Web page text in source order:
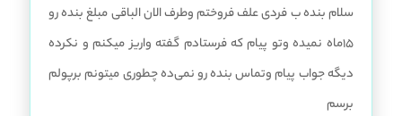
‌سلام بنده ب فردی علف فروختم وطرف الان الباقی مبلغ بنده رو
15ماه نمیده وتو پیام که فرستادم گفته واریز میکنم و نکرده
دیگه جواب پیام وتماس بنده رو نمی‌ده چطوری میتونم برپولم
برسم